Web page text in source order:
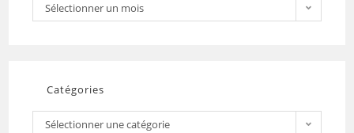
Sélectionner un mois
Catégories
Sélectionner une catégorie